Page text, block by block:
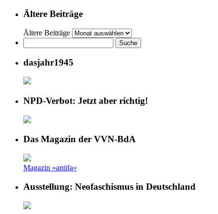
Ältere Beiträge
Ältere Beiträge
dasjahr1945
NPD-Verbot: Jetzt aber richtig!
Das Magazin der VVN-BdA
Magazin »antifa«
Ausstellung: Neofaschismus in Deutschland